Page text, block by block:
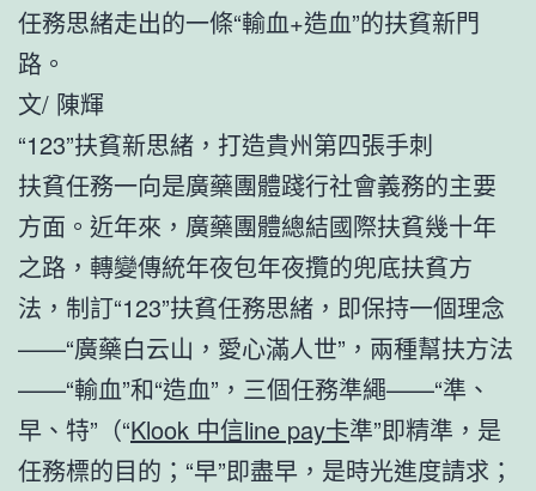
任務思緒走出的一條“輸血+造血”的扶貧新門
路。
文/ 陳輝
“123”扶貧新思緒，打造貴州第四張手刺
扶貧任務一向是廣藥團體踐行社會義務的主要
方面。近年來，廣藥團體總結國際扶貧幾十年
之路，轉變傳統年夜包年夜攬的兜底扶貧方
法，制訂“123”扶貧任務思緒，即保持一個理念
——“廣藥白云山，愛心滿人世”，兩種幫扶方法
——“輸血”和“造血”，三個任務準繩——“準、
早、特”（“Klook 中信line pay卡準”即精準，是
任務標的目的；“早”即盡早，是時光進度請求；